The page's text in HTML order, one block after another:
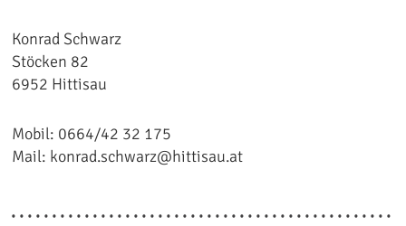
Konrad Schwarz
Stöcken 82
6952 Hittisau
Mobil: 0664/42 32 175
Mail: konrad.schwarz@hittisau.at